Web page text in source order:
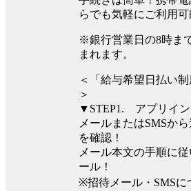
らでも気軽にご利用可
※銀行営業日の8時ま
まれます。
＜「給与希望日払い
＞
▼STEP1. アプリイン
メールまたはSMSか
を確認！
メール本文の手順に
ール！
※招待メール・SMSに